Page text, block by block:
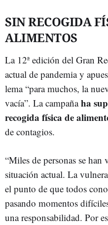
SIN RECOGIDA
ALIMENTOS
La 12ª edición del Gran
actual de pandemia y
lema “para muchos, la
vacía”. La campañaha
recogida física de
de contagios.
“Miles de personas se han
situación actual. La
el punto de que todos
pasando momentos
una responsabilidad. Por